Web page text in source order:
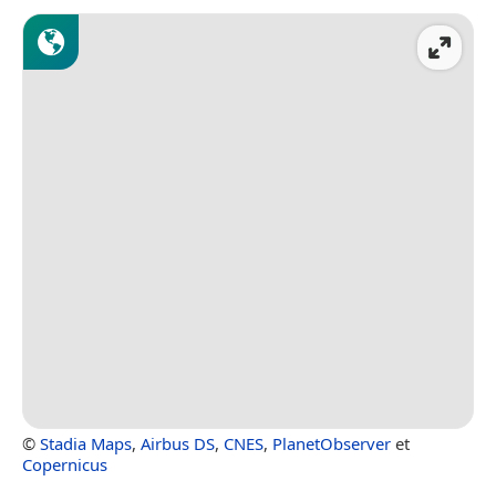
© Stadia Maps, Airbus DS, CNES, PlanetObserver et
Copernicus